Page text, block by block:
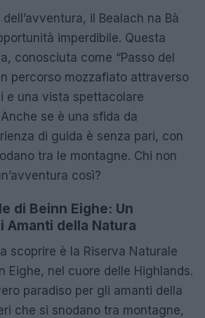
il Bealach na Bà
imperdibile. Questa
conosciuta come “Passo del
percorso mozzafiato attraverso
e una vista spettacolare
se è una sfida da
di guida è senza pari, con
tra le montagne. Chi non
così?
di Beinn Eighe: Un
Amanti della Natura
scoprire è la Riserva Naturale
Eighe, nel cuore delle Highlands.
paradiso per gli amanti della
che si snodano tra montagne,